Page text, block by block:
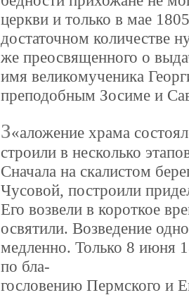
церкви и только в мае
достаточном количестве
же преосвященного о
имя великомученика
преподобным Зосиме и
З аложение храма
строили в несколько
Сначала на скалистом
Чусовой, построили
Его возвели в короткое
освятили. Возведение
медленно. Только 8 июня
по бла-
гословению Пермского и